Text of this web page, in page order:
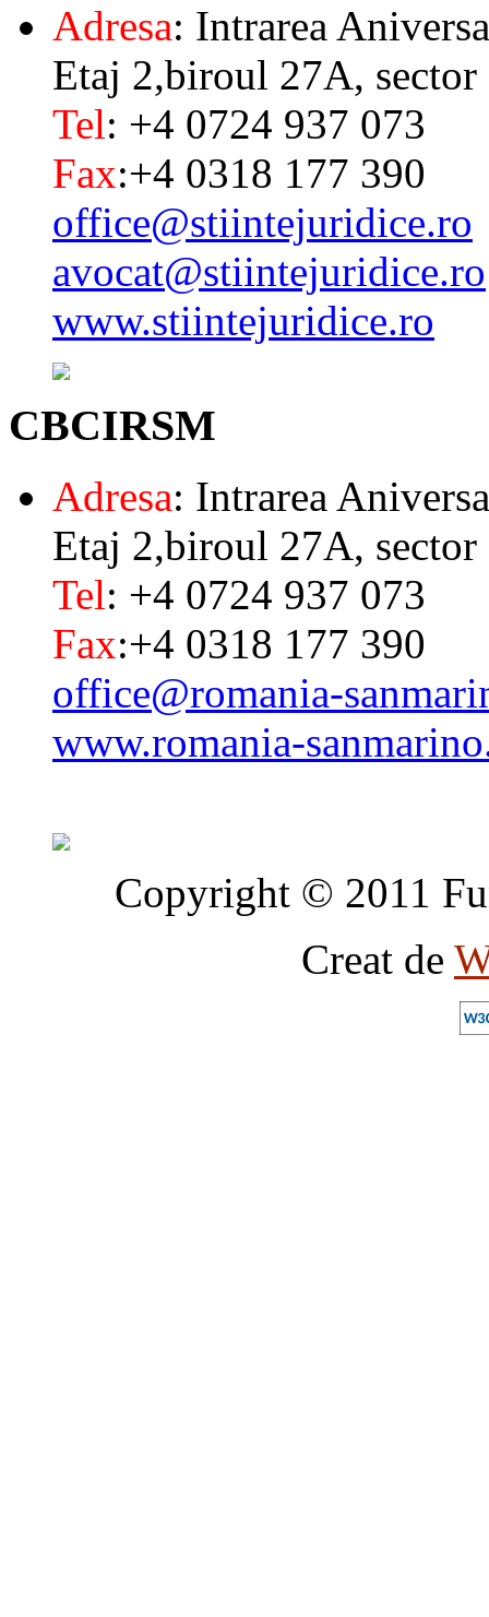
Adresa: Intrarea
Etaj 2,biroul 27A, sector
Tel: +4 0724 937 073
Fax:+4 0318 177 390
office@stiintejuridice.ro
avocat@stiintejuridice.ro
www.stiintejuridice.ro
CBCIRSM
Adresa: Intrarea
Etaj 2,biroul 27A, sector
Tel: +4 0724 937 073
Fax:+4 0318 177 390
office@romania-
www.romania-
Copyright © 2011
Creat de